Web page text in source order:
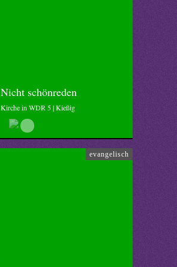
Nicht schönreden
Kirche in WDR 5 | Kießig
evangelisch